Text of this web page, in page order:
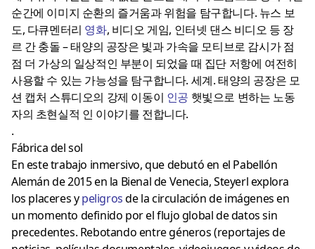
순간에 이미지 순환의 즐거움과 위험을 탐구합니다. 뉴스 보
도, 다큐멘터리 영화, 비디오 게임, 인터넷 댄스 비디오 등 장
르 간 충돌 – 태양의 공장은 빛과 가속을 모티브로 감시가 점
점 더 가상의 일상적인 부분이 되었을 때 집단 저항에 여전히
사용할 수 있는 가능성을 탐구합니다. 세계. 태양의 공장은 모
션 캡처 스튜디오의 강제 이동이 인공 햇빛으로 변하는 노동
자의 초현실적 인 이야기를 전합니다.
.
Fábrica del sol
En este trabajo inmersivo, que debutó en el Pabellón
Alemán de 2015 en la Bienal de Venecia, Steyerl explora
los placeres ypeligrosde la circulación de imágenes en
un momento definido por el flujo global de datos sin
precedentes. Rebotando entre géneros (reportajes de